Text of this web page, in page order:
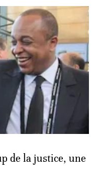
de la justice, une